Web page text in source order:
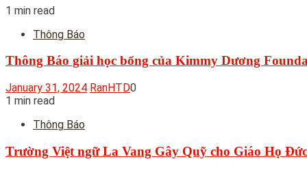
1 min read
Thông Báo
Thông Báo giải học bổng của Kimmy Dương
January 31, 2024 RanHTD0
1 min read
Thông Báo
Trường Việt ngữ La Vang Gây Quỹ cho Giáo Họ